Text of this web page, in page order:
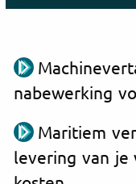
nabewerking
Maritiem
levering van je